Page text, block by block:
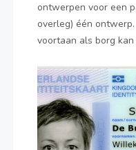
ontwerpen voor een
overleg) één
voortaan als borg kan